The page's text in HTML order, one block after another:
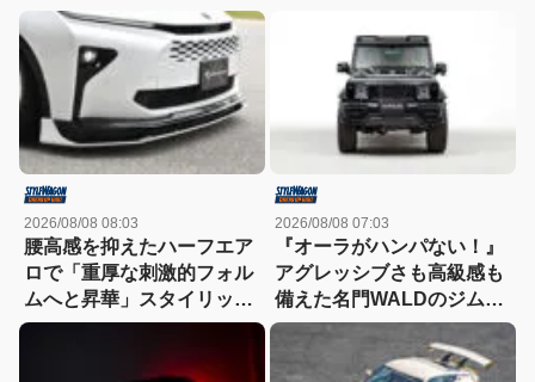
用に挑戦したら、センサー
エラーも体験（涙）
2026/08/08 08:03
腰高感を抑えたハーフエア
ロで「重厚な刺激的フォル
ムへと昇華」スタイリッシ
ュなエステートを構築
2026/08/08 07:03
『オーラがハンパない！』
アグレッシブさも高級感も
備えた名門WALDのジムニ
ーノマド用ボディキット